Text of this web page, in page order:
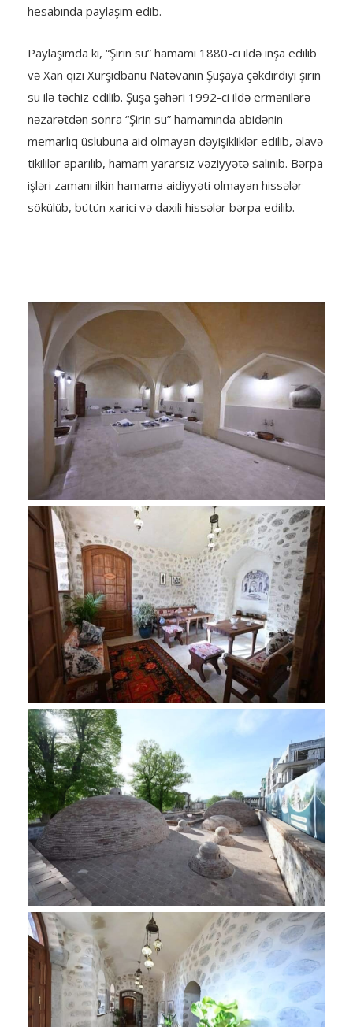
hesabında paylaşım edib.
Paylaşımda ki, “Şirin su” hamamı 1880-ci ildə inşa edilib
və Xan qızı Xurşidbanu Natəvanın Şuşaya çəkdirdiyi şirin
su ilə təchiz edilib. Şuşa şəhəri 1992-ci ildə ermənilərə
nəzarətdən sonra “Şirin su” hamamında abidənin
memarlıq üslubuna aid olmayan dəyişikliklər edilib, əlavə
tikililər aparılıb, hamam yararsız vəziyyətə salınıb. Bərpa
işləri zamanı ilkin hamama aidiyyəti olmayan hissələr
sökülüb, bütün xarici və daxili hissələr bərpa edilib.